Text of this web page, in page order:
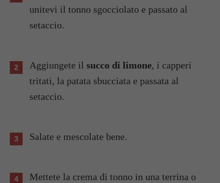
unitevi il tonno sgocciolato e passato al
setaccio.
Aggiungete il succo di limone, i capperi
tritati, la patata sbucciata e passata al
setaccio.
Salate e mescolate bene.
Mettete la crema di tonno in una terrina o